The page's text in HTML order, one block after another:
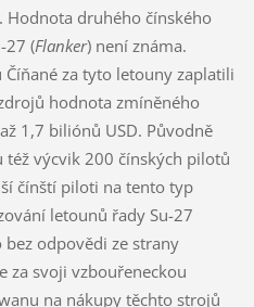
Hodnota druhého čínského
27 (Flanker) není známa.
za tyto letouny zaplatili
hodnota zmíněného
1,7 biliónů USD. Původně
výcvik 200 čínských pilotů
čínští piloti na tento typ
letounů řady Su-27
bez odpovědi ze strany
za svoji vzbouřeneckou
na nákupy těchto strojů